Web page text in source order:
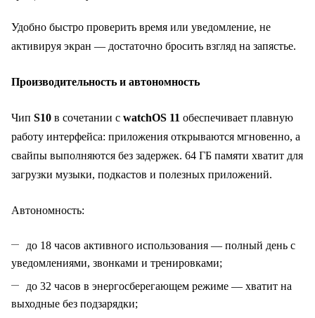
Удобно быстро проверить время или уведомление, не
активируя экран — достаточно бросить взгляд на запястье.
Производительность и автономность
Чип S10 в сочетании с watchOS 11 обеспечивает плавную
работу интерфейса: приложения открываются мгновенно, а
свайпы выполняются без задержек. 64 ГБ памяти хватит для
загрузки музыки, подкастов и полезных приложений.
Автономность:
до 18 часов активного использования — полный день с
уведомлениями, звонками и тренировками;
до 32 часов в энергосберегающем режиме — хватит на
выходные без подзарядки;